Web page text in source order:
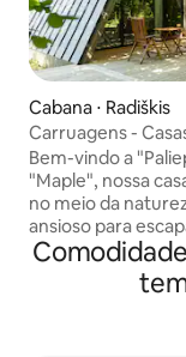
Cabana ⋅ Radiškis
Carruagens -
Maple
Bem-vindo a
"Maple", nossa
no meio da
ansioso para
e passar um
amigo (s) próximo
(s), este é o lugar